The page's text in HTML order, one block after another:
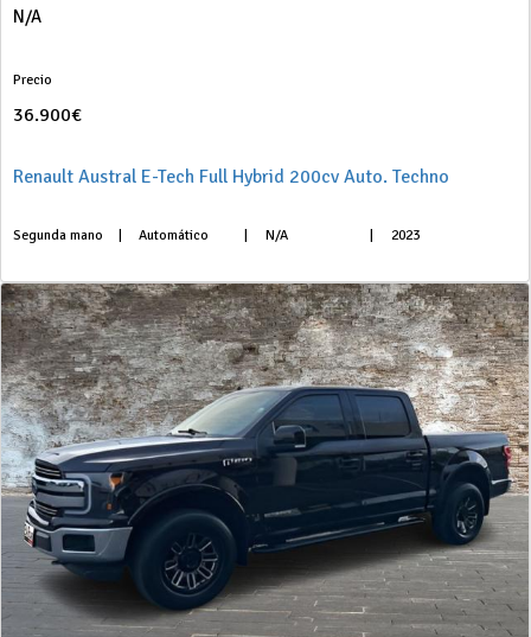
N/A
Precio
36.900€
Renault Austral E-Tech Full Hybrid 200cv Auto. Techno
Segunda mano Automático N/A 2023